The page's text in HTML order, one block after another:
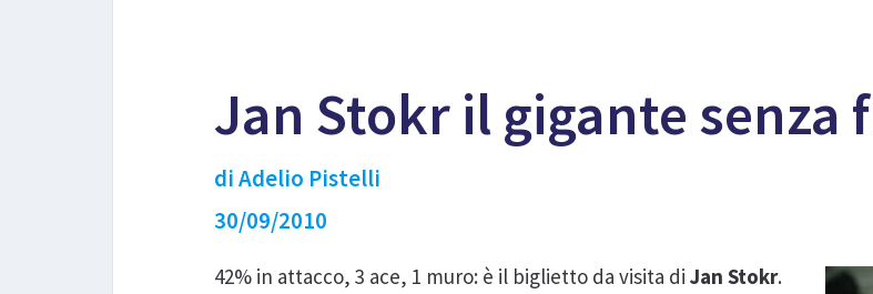
Jan Stokr il gigante senza
di Adelio Pistelli
30/09/2010
42% in attacco, 3 ace, 1 muro: è il biglietto da visita diJan Stokr.